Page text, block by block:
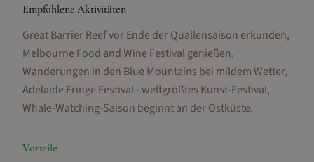
Empfohlene Aktivitäten
Great Barrier Reef vor Ende der Quallensaison erkunden,
Melbourne Food and Wine Festival genießen,
Wanderungen in den Blue Mountains bei mildem Wetter,
Adelaide Fringe Festival - weltgrößtes Kunst-Festival,
Whale-Watching-Saison beginnt an der Ostküste.
Vorteile